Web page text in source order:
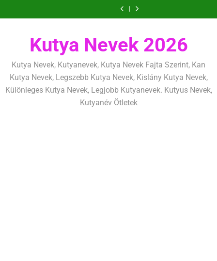
a
héten kezdj el
mentálisan és
tanítás alapjai,
nevelési
szólnak
Kölyökkutya
lefárasztása:
Kölyökkutya és
következetesen
Kutya Nevek 2026
Kutya Nevek, Kutyanevek, Kutya Nevek Fajta Szerint, Kan
Kutya Nevek, Legszebb Kutya Nevek, Kislány Kutya Nevek,
Különleges Kutya Nevek, Legjobb Kutyanevek. Kutyus Nevek,
Kutyanév Ötletek